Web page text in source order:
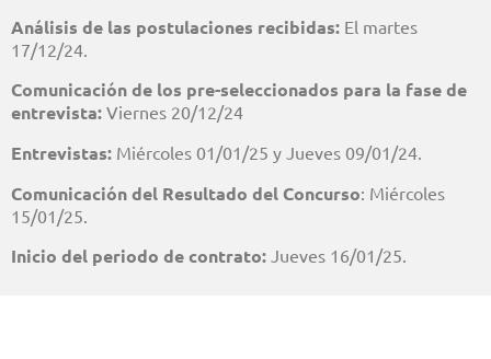
Análisis de las postulaciones recibidas: El martes
17/12/24.
Comunicación de los pre-seleccionados para la fase de
entrevista: Viernes 20/12/24
Entrevistas: Miércoles 01/01/25 y Jueves 09/01/24.
Comunicación del Resultado del Concurso: Miércoles
15/01/25.
Inicio del periodo de contrato: Jueves 16/01/25.